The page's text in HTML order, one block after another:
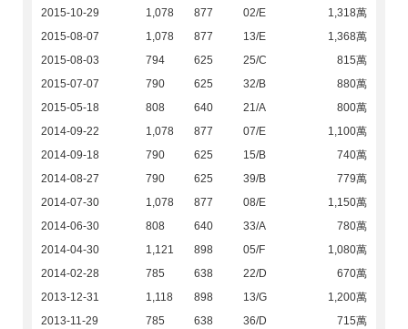
2015-10-29
1,078 877 02/E
1,318萬
2015-08-07
1,078 877 13/E
1,368萬
2015-08-03
794 625 25/C
815萬
2015-07-07
790 625 32/B
880萬
2015-05-18
808 640 21/A
800萬
2014-09-22
1,078 877 07/E
1,100萬
2014-09-18
790 625 15/B
740萬
2014-08-27
790 625 39/B
779萬
2014-07-30
1,078 877 08/E
1,150萬
2014-06-30
808 640 33/A
780萬
2014-04-30
1,121 898 05/F
1,080萬
2014-02-28
785 638 22/D
670萬
2013-12-31
1,118 898 13/G
1,200萬
2013-11-29
785 638 36/D
715萬